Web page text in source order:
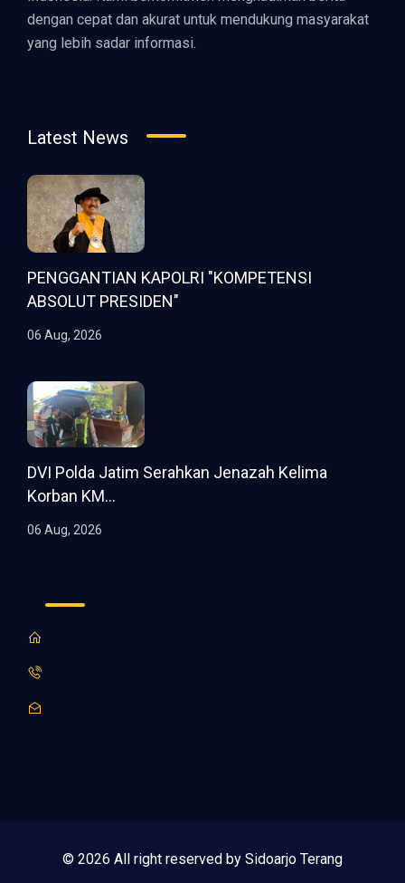
dengan cepat dan akurat untuk mendukung masyarakat
yang lebih sadar informasi.
Latest News
PENGGANTIAN KAPOLRI "KOMPETENSI
ABSOLUT PRESIDEN"
06 Aug, 2026
DVI Polda Jatim Serahkan Jenazah Kelima
Korban KM...
06 Aug, 2026
© 2026 All right reserved by Sidoarjo Terang